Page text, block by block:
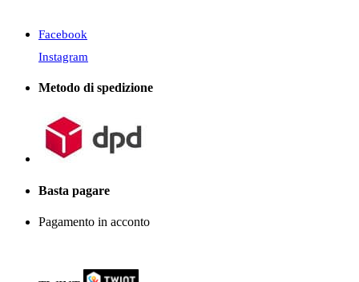
Facebook
Instagram
Metodo di spedizione
Basta pagare
Pagamento in acconto